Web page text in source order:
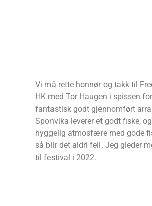
Vi må rette honnør og takk til
HK med Tor Haugen i spissen
fantastisk godt gjennomført
Sponvika leverer et godt fiske,
hyggelig atmosfære med gode
så blir det aldri feil. Jeg gleder
til festival i 2022.